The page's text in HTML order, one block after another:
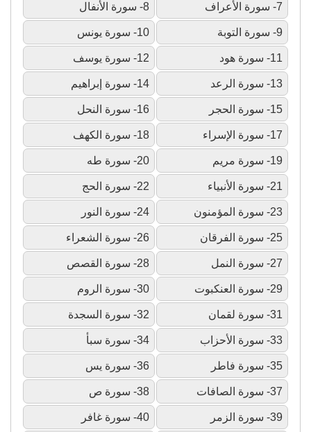
7- سورة الأعراف 8- سورة الأنفال
9- سورة التوبة 10- سورة يونس
11- سورة هود 12- سورة يوسف
13- سورة الرعد 14- سورة إبراهيم
15- سورة الحجر 16- سورة النحل
17- سورة الإسراء 18- سورة الكهف
19- سورة مريم 20- سورة طه
21- سورة الأنبياء 22- سورة الحج
23- سورة المؤمنون 24- سورة النور
25- سورة الفرقان 26- سورة الشعراء
27- سورة النمل 28- سورة القصص
29- سورة العنكبوت 30- سورة الروم
31- سورة لقمان 32- سورة السجدة
33- سورة الأحزاب 34- سورة سبأ
35- سورة فاطر 36- سورة يس
37- سورة الصافات 38- سورة ص
39- سورة الزمر 40- سورة غافر